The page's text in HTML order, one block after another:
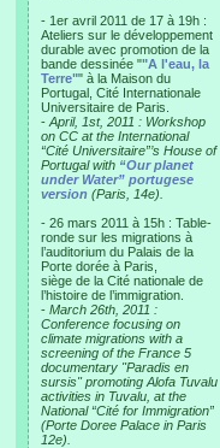
- 1er avril 2011 de 17 à 19h :
Ateliers sur le développement
durable avec promotion de la
bande dessinée ""A l'eau, la
Terre"" à la Maison du
Portugal, Cité Internationale
Universitaire de Paris.
- April, 1st, 2011 : Workshop
on CC at the International
“Cité Universitaire”’s House of
Portugal with “Our planet
under Water” portugese
version (Paris, 14e).
- 26 mars 2011 à 15h : Table-
ronde sur les migrations à
l’auditorium du Palais de la
Porte dorée à Paris,
siège de la Cité nationale de
l’histoire de l’immigration.
- March 26th, 2011 :
Conference focusing on
climate migrations with a
screening of the France 5
documentary "Paradis en
sursis" promoting Alofa Tuvalu
activities in Tuvalu, at the
National “Cité for Immigration”
(Porte Doree Palace in Paris
12e).